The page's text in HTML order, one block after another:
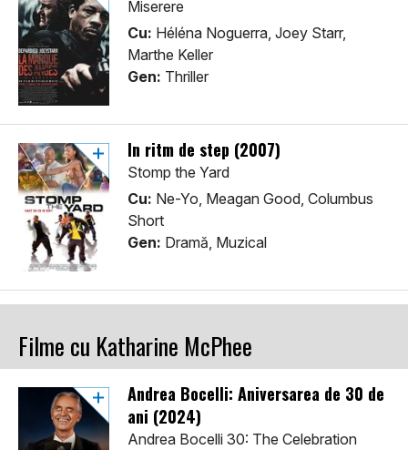
Miserere
Cu: Héléna Noguerra, Joey Starr,
Marthe Keller
Gen: Thriller
În ritm de step (2007)
Stomp the Yard
Cu: Ne-Yo, Meagan Good, Columbus
Short
Gen: Dramă, Muzical
Filme cu Katharine McPhee
Andrea Bocelli: Aniversarea de 30 de
ani (2024)
Andrea Bocelli 30: The Celebration